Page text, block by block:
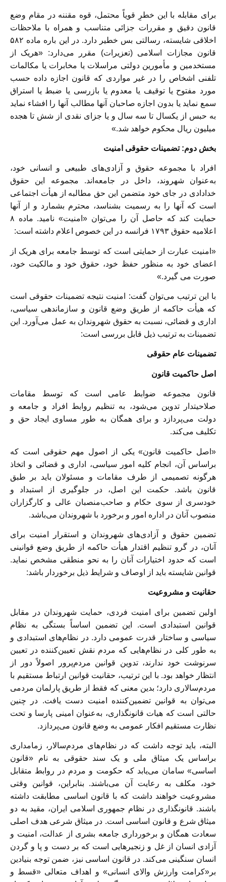
برای مقابله با این خطرِ قویاً محتمل، قوه مقننه در مقام وضع
قانون دقیق و مقررات جزائی متناسب و همراه با ملاحظات
اخلاقی شایسته، رسالتی بس خطیر دارد. در این باره ماده ۵۸۲
قانون مجازات اسلامی (تعزیرات) مقرر می‌دارد: «هریک از
مستخدمین و مأمورین دولتی مراسلات یا مخابرات یا مکالمات
تلفنی اشخاص را در غیر مواردی که قانون اجازه داده حسب
مورد مفتوح یا توقیف یا معدوم یا بازرسی یا ضبط یا استراق
سمع نماید یا بدون اجازه صاحبان آنها مطالب آنها را افشاء نماید
به حبس از یکسال تا سه سال و یا جزای نقدی از شش تا هجده
میلیون ریال محکوم خواهد شد.»
بخش دوم: تضمینات حقوقی امنیت
افراد با مجموعه حقوق و آزادی‌های طبیعی و انسانی خود،
به‌عنوان شهروند، داخل در جامعه‌اند. مجموعه این حقوق
خدادادی در جای خود متضمن این حق مطالبه از هیأت اجتماعی
است که آنها را به رسمیت بشناسد، محترم بشمارد و از آنها
حمایت کند که حاصل آن را می‌توان «امنیت» نامید. ماده ۸
اعلامیه حقوق ۱۷۹۳ فرانسه در این خصوص اعلام داشته است:
«امنیت عبارت از حمایتی است که توسط جامعه برای هریک از
اعضای خود به منظور حفظ خود، حقوق خود و مالکیت خود،
صورت می گیرد.»
با این ترتیب می‌توان گفت: امنیت نتیجه تضمینات حقوقی است
که هیأت حاکمه از طریق وضع قانون و سازماندهی سیاسی،
اداری و قضائی، نسبت به حقوق شهروندان به عمل می‌آورد. این
تضمینات به ترتیب ذیل قابل بررسی است:
تضمینات عام حقوقی
اصل حاکمیت قانون
قانون مجموعه ضوابط عامی است که توسط مقامات
صلاحیتدار تدوین می‌شود، به تنظیم روابط افراد و جامعه و
دولت می‌پردازد و برای همگان به طور مساوی ایجاد حق و
تکلیف می‌کند.
«اصل حاکمیت قانون» یکی از اصول مهم حقوقی است که
براساس آن، انجام کلیه امور سیاسی، اداری و قضائی و اتخاذ
هرگونه تصمیمی از طرف مقامات و مسئولان باید بر طبق
قانون باشد. حکمت این اصل، در جلوگیری از استبداد و
خودسری از سوی حکام و صاحب‌منصبان عالی و کارگزاران
منصوب آنان در اداره امور و برخورد با شهروندان می‌باشد.
تضمین حقوق و آزادی‌های شهروندان و استقرار امنیت برای
آنان، در گرو تنظیم اقتدار هیأت حاکمه از طریق وضع قوانینی
است که حدود اختیارات آنان را به نحو منطقی مشخص نماید.
قوانین شایسته باید از اوصاف و شرایط ذیل برخوردار باشد:
حقانیت و مشروعیت
اولین تضمین برای امنیت فردی، حمایت شهروندان در مقابل
قوانین استبدادی است. این تضمین اساساً بستگی به نظام
سیاسی و ساختار قدرت عمومی دارد. در نظام‌های استبدادی و
به طور کلی در نظام‌هایی که مردم نقش تعیین‌کننده در تعیین
سرنوشت خود ندارند، تدوین قوانین مردم‌پرور اصولاً دور از
انتظار خواهد بود. با این ترتیب، حقانیت قوانین ارتباط مستقیم با
مردم‌سالاری دارد؛ بدین معنی که فقط از طریق پارلمان مردمی
می‌توان به قوانین تضمین‌کننده امنیت دست یافت. در چنین
حالتی است که هیات قانونگذاری، به‌عنوان امینی پارسا و تحت
نظارت مستقیم افکار عمومی به وضع قانون می‌پردازد.
البته، باید توجه داشت که در نظام‌های مردم‌سالار، زمامداری
براساس یک میثاق ملی و یک سند حقوقی به نام «قانون
اساسی» سامان می‌یابد که حکومت و مردم در روابط متقابل
خود، مکلف به رعایت آن می‌باشند. بنابراین، قوانین وقتی
مشروعیت خواهند داشت که با قانون اساسی مطابقت داشته
باشند. قانونگذاری در نظام جمهوری اسلامی ایران، مقید به دو
میثاق شرع و قانون اساسی است. در میثاق شرعی هدف اصلی
سعادت همگان و برخورداری جامعه بشری از عدالت، امنیت و
آزادی انسان از غل و زنجیرهایی است که بر دست و پا و گردن
انسان سنگینی می‌کند. در قانون اساسی نیز، ضمن توجه بنیادین
بر«کرامت وارزش والای انسانی» و اهداف متعالی «قسط و